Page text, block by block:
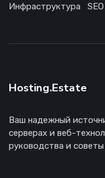
Инфраструктура
SEO
Hosting.Estate
Ваш надежный
серверах и веб-
руководства и